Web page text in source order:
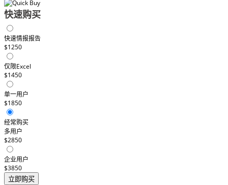
快速购买
快速情报报告
$1250
仅限Excel
$1450
单一用户
$1850
经常购买
多用户
$2850
企业用户
$3850
立即购买